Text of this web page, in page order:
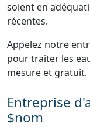
soient en
récentes.
Appelez notre
pour traiter les
mesure et gratuit.
Entreprise
$nom